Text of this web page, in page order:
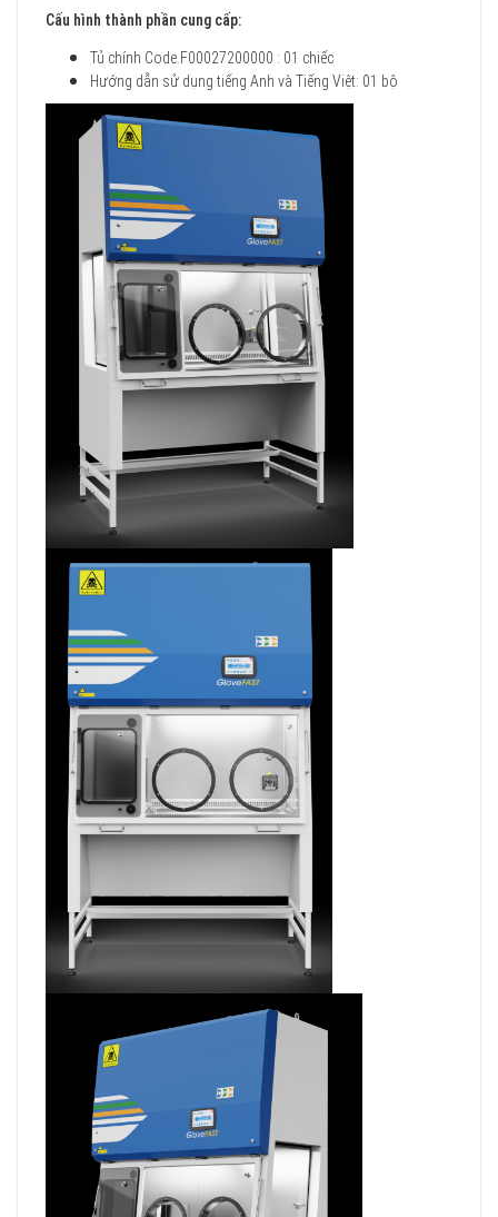
Cấu hình thành phần cung cấp:
Tủ chính Code.F00027200000 : 01 chiếc
Hướng dẫn sử dụng tiếng Anh và Tiếng Việt: 01 bộ